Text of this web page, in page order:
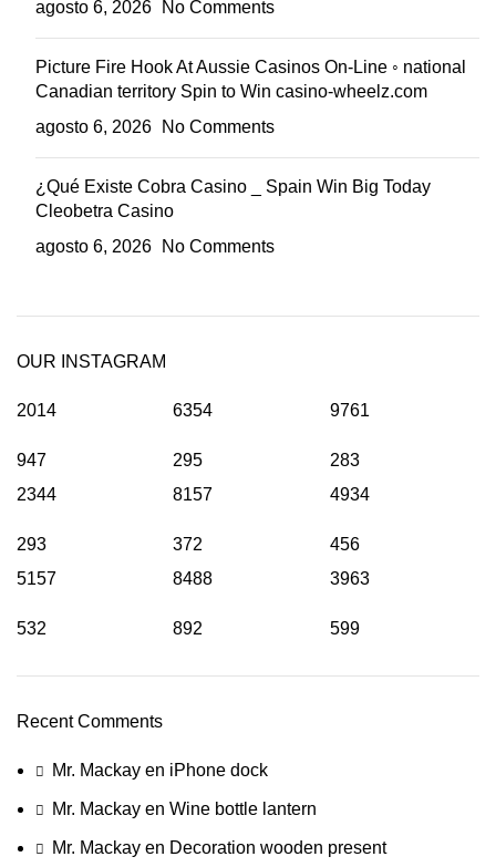
agosto 6, 2026
No Comments
Picture Fire Hook At Aussie Casinos On-Line ◦ national
Canadian territory Spin to Win casino-wheelz.com
agosto 6, 2026
No Comments
¿Qué Existe Cobra Casino _ Spain Win Big Today
Cleobetra Casino
agosto 6, 2026
No Comments
OUR INSTAGRAM
2014
947
6354
295
9761
283
2344
293
8157
372
4934
456
5157
532
8488
892
3963
599
Recent Comments
Mr. Mackay en iPhone dock
Mr. Mackay en Wine bottle lantern
Mr. Mackay en Decoration wooden present